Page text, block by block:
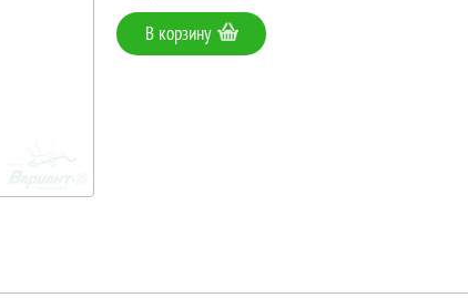
В корзину